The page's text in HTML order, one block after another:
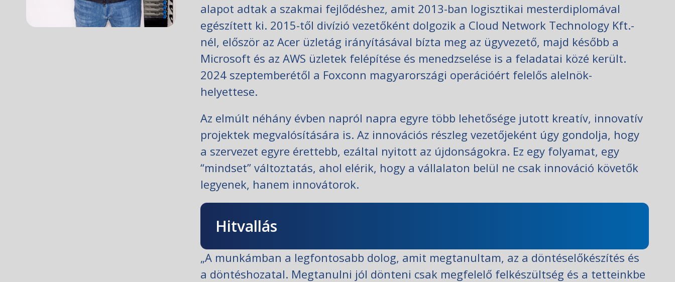
alapot adtak a szakmai fejlődéshez, amit 2013-ban logisztikai mesterdiplomával
egészített ki. 2015-től divízió vezetőként dolgozik a Cloud Network Technology Kft.-
nél, először az Acer üzletág irányításával bízta meg az ügyvezető, majd később a
Microsoft és az AWS üzletek felépítése és menedzselése is a feladatai közé került.
2024 szeptemberétől a Foxconn magyarországi operációért felelős alelnök-
helyettese.
Az elmúlt néhány évben napról napra egyre több lehetősége jutott kreatív, innovatív
projektek megvalósítására is. Az innovációs részleg vezetőjeként úgy gondolja, hogy
a szervezet egyre érettebb, ezáltal nyitott az újdonságokra. Ez egy folyamat, egy
“mindset” változtatás, ahol elérik, hogy a vállalaton belül ne csak innováció követők
legyenek, hanem innovátorok.
Hitvallás
„A munkámban a legfontosabb dolog, amit megtanultam, az a döntéselőkészítés és
a döntéshozatal. Megtanulni jól dönteni csak megfelelő felkészültség és a tetteinkbe